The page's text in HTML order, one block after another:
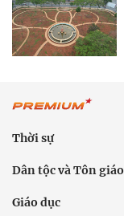
Thời sự
Dân tộc và Tôn giáo
Giáo dục